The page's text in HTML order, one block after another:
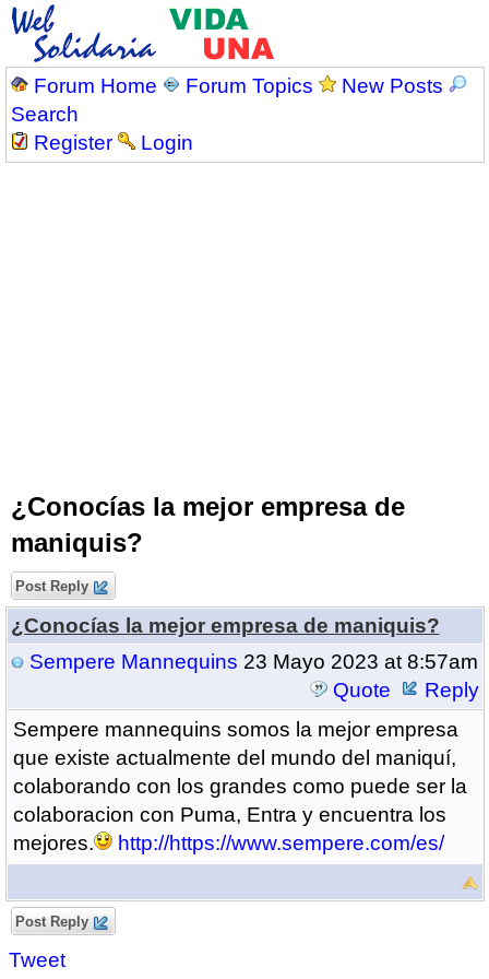
Forum Home Forum Topics
New Posts
Search
Register
Login
¿Conocías la mejor empresa de
maniquis?
Post Reply
¿Conocías la mejor empresa de maniquis?
Sempere Mannequins 23 Mayo 2023 at 8:57am
Quote
Reply
Sempere mannequins somos la mejor empresa
que existe actualmente del mundo del maniquí,
colaborando con los grandes como puede ser la
colaboracion con Puma, Entra y encuentra los
mejores.
http://https://www.sempere.com/es/
Post Reply
Tweet